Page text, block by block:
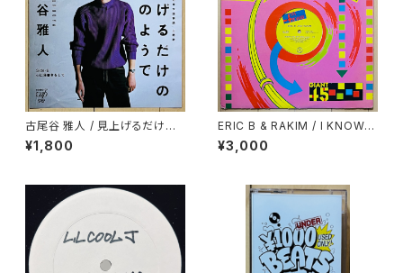
古尾谷 雅人 / 見上げるだけの
人間のようで
¥1,800
ERIC B & RAKIM / I KNOW Y
OU GOT SOUL
¥3,000